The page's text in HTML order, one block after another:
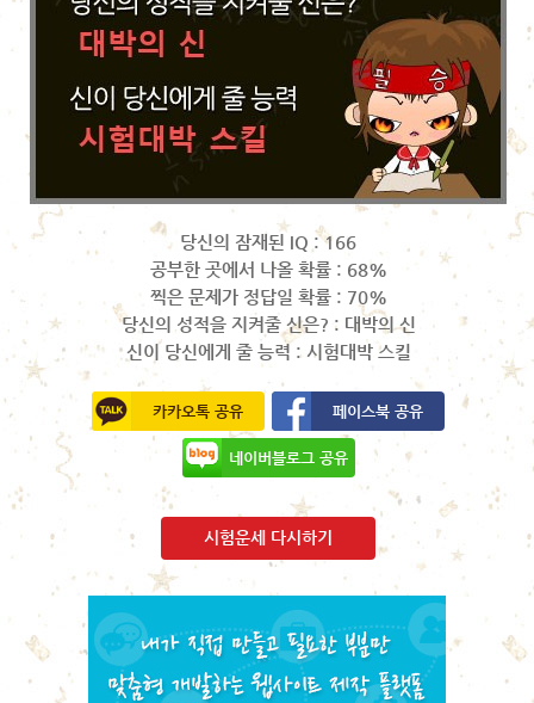
당신의 잠재된 IQ : 166
공부한 곳에서 나올 확률 : 68%
찍은 문제가 정답일 확률 : 70%
당신의 성적을 지켜줄 신은? : 대박의 신
신이 당신에게 줄 능력 : 시험대박 스킬
카카오톡 공유 페이스북 공유
네이버블로그 공유
시험운세 다시하기